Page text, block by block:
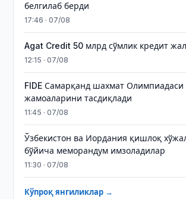
белгилаб берди
17:46 · 07/08
Agat Credit 50 млрд сўмлик кредит
12:15 · 07/08
FIDE Самарқанд шахмат Олимпиадаси
жамоаларини тасдиқлади
11:45 · 07/08
Ўзбекистон ва Иордания қишлоқ
бўйича меморандум имзоладилар
11:30 · 07/08
Кўпроқ янгиликлар →